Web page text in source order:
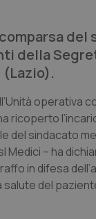
della
operativa
ricoperto
del sindacato
Medici – ha
in difesa
del